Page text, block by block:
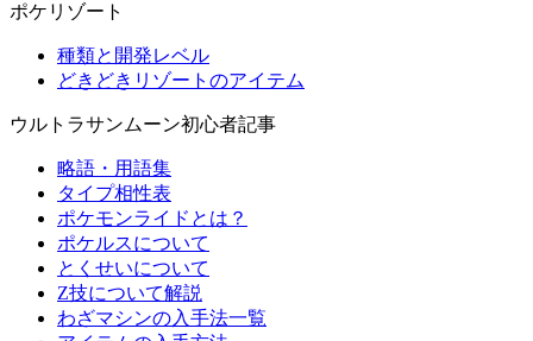
ポケリゾート
種類と開発レベル
どきどきリゾートのアイテム
ウルトラサンムーン初心者記事
略語・用語集
タイプ相性表
ポケモンライドとは？
ポケルスについて
とくせいについて
Z技について解説
わざマシンの入手法一覧